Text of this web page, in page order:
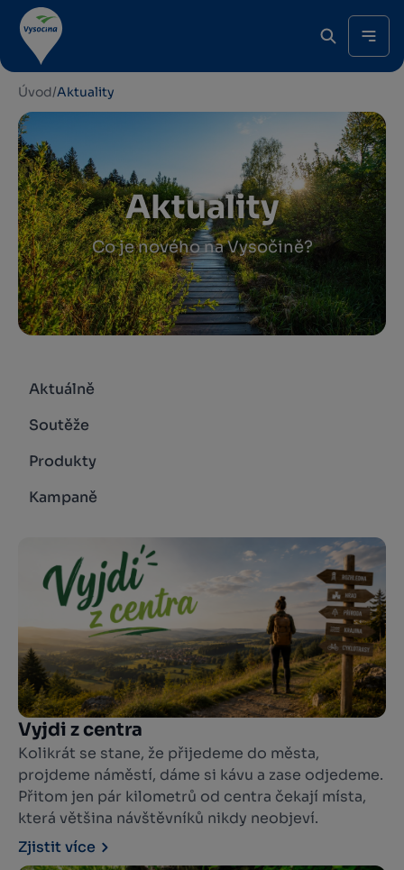
Úvod/Aktuality
Aktuality
Co je nového na Vysočině?
Aktuálně
Soutěže
Produkty
Kampaně
Vyjdi z centra
Kolikrát se stane, že přijedeme do města,
projdeme náměstí, dáme si kávu a zase odjedeme.
Přitom jen pár kilometrů od centra čekají místa,
která většina návštěvníků nikdy neobjeví.
Zjistit více